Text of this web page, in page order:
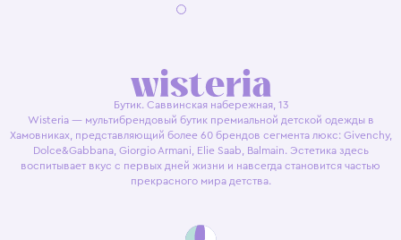
Бутик. Саввинская набережная, 13
Wisteria — мультибрендовый бутик премиальной детской одежды в
Хамовниках, представляющий более 60 брендов сегмента люкс: Givenchy,
Dolce&Gabbana, Giorgio Armani, Elie Saab, Balmain. Эстетика здесь
воспитывает вкус с первых дней жизни и навсегда становится частью
прекрасного мира детства.